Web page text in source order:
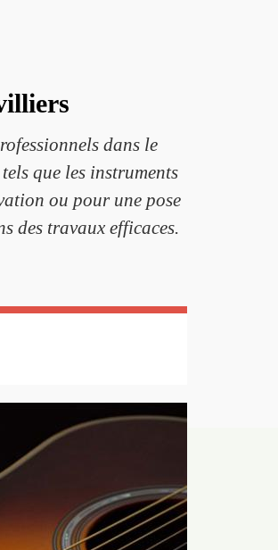
dans le
que les instruments
ou pour une pose
des travaux efficaces.